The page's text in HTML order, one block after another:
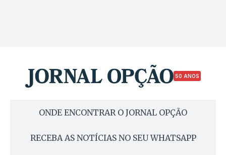
50 ANOS
ONDE ENCONTRAR O JORNAL OPÇÃO
RECEBA AS NOTÍCIAS NO SEU WHATSAPP